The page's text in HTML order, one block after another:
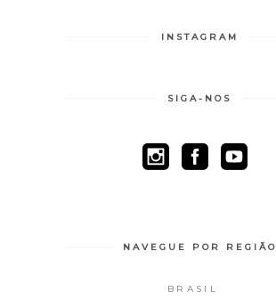
INSTAGRAM
SIGA-NOS
NAVEGUE POR REGIÃO
BRASIL